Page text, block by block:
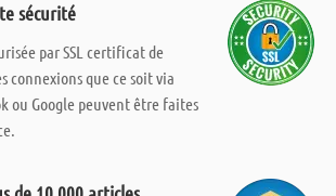
sécurité
par SSL certificat de
connexions que ce soit via
ou Google peuvent être faites